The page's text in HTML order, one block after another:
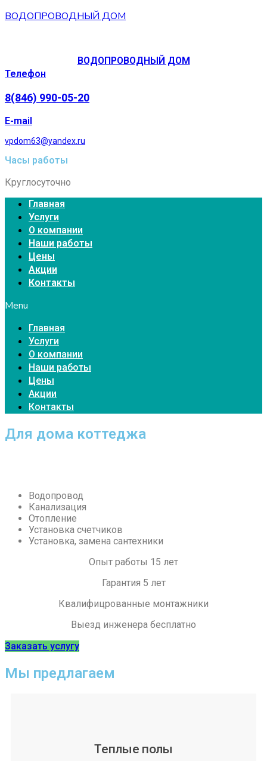
ВОДОПРОВОДНЫЙ ДОМ
ВОДОПРОВОДНЫЙ ДОМ
Телефон
8(846) 990-05-20
E-mail
vpdom63@yandex.ru
Часы работы
Круглосуточно
Главная
Услуги
О компании
Наши работы
Цены
Акции
Контакты
Menu
Главная
Услуги
О компании
Наши работы
Цены
Акции
Контакты
Для дома коттеджа
Водопровод
Канализация
Отопление
Установка счетчиков
Установка, замена сантехники
Опыт работы 15 лет
Гарантия 5 лет
Квалифицрованные монтажники
Выезд инженера бесплатно
Заказать услугу
Мы предлагаем
Теплые полы